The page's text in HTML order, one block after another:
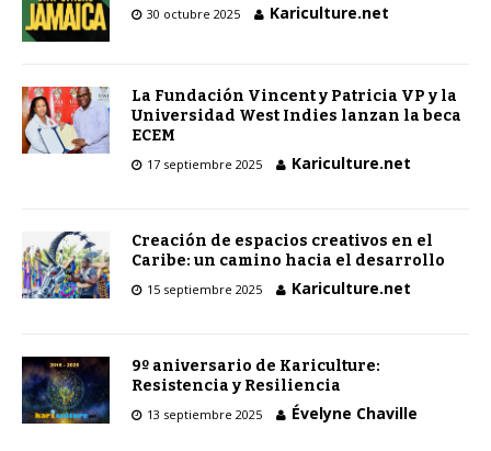
30 octubre 2025 Kariculture.net
La Fundación Vincent y Patricia VP y la
Universidad West Indies lanzan la beca
ECEM
17 septiembre 2025 Kariculture.net
Creación de espacios creativos en el
Caribe: un camino hacia el desarrollo
15 septiembre 2025 Kariculture.net
9º aniversario de Kariculture:
Resistencia y Resiliencia
13 septiembre 2025 Évelyne Chaville